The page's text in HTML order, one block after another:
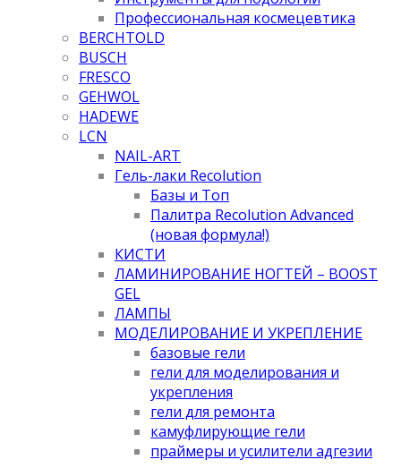
Профессиональная космецевтика
BERCHTOLD
BUSCH
FRESCO
GEHWOL
HADEWE
LCN
NAIL-ART
Гель-лаки Recolution
Базы и Топ
Палитра Recolution Advanced
(новая формула!)
КИСТИ
ЛАМИНИРОВАНИЕ НОГТЕЙ – BOOST
GEL
ЛАМПЫ
МОДЕЛИРОВАНИЕ И УКРЕПЛЕНИЕ
базовые гели
гели для моделирования и
укрепления
гели для ремонта
камуфлирующие гели
праймеры и усилители адгезии